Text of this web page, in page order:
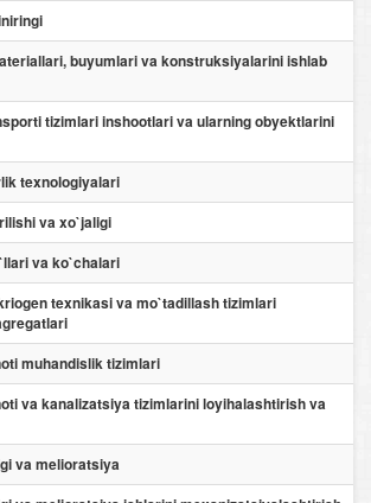
buyumlari va konstruksiyalarini ishlab
tizimlari inshootlari va ularning obyektlarini
texnologiyalari
va xo`jaligi
va ko`chalari
texnikasi va mo`tadillash tizimlari
muhandislik tizimlari
va kanalizatsiya tizimlarini loyihalashtirish va
va melioratsiya